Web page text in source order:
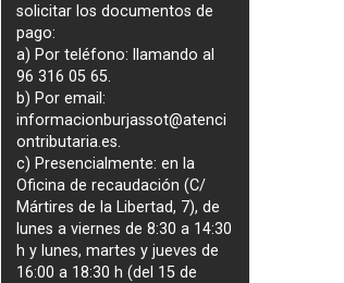
solicitar los documentos de
pago:
a) Por teléfono: llamando al
96 316 05 65.
b) Por email:
informacionburjassot@atenci
ontributaria.es.
c) Presencialmente: en la
Oficina de recaudación (C/
Mártires de la Libertad, 7), de
lunes a viernes de 8:30 a 14:30
h y lunes, martes y jueves de
16:00 a 18:30 h (del 15 de